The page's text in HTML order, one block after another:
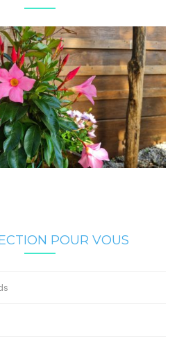
POUR VOUS